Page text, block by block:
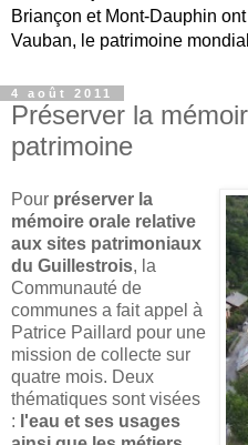
Briançon et Mont-Dauphin
Vauban, le patrimoine
4 août 2011
Préserver la
patrimoine
Pour préserver la
mémoire orale relative
aux sites patrimoniaux
du Guillestrois, la
Communauté de
communes a fait appel à
Patrice Paillard pour une
mission de collecte sur
quatre mois. Deux
thématiques sont visées
: l'eau et ses usages